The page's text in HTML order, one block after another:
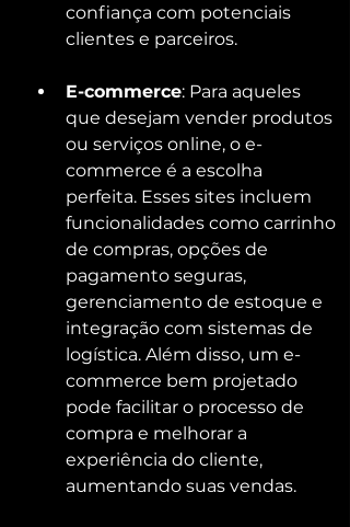
confiança com potenciais
clientes e parceiros.
E-commerce: Para aqueles
que desejam vender produtos
ou serviços online, o e-
commerce é a escolha
perfeita. Esses sites incluem
funcionalidades como carrinho
de compras, opções de
pagamento seguras,
gerenciamento de estoque e
integração com sistemas de
logística. Além disso, um e-
commerce bem projetado
pode facilitar o processo de
compra e melhorar a
experiência do cliente,
aumentando suas vendas.